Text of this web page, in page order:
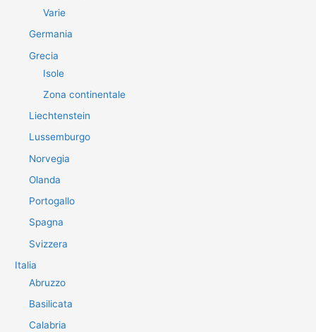
Varie
Germania
Grecia
Isole
Zona continentale
Liechtenstein
Lussemburgo
Norvegia
Olanda
Portogallo
Spagna
Svizzera
Italia
Abruzzo
Basilicata
Calabria